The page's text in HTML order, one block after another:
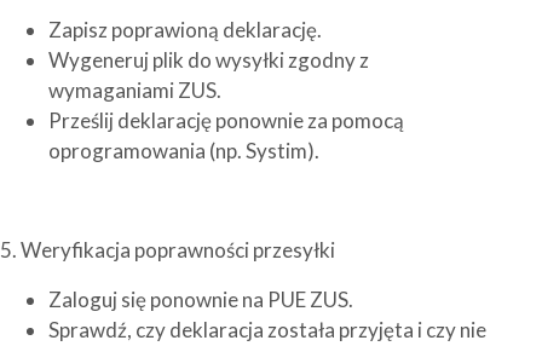
Zapisz poprawioną deklarację.
Wygeneruj plik do wysyłki zgodny z
wymaganiami ZUS.
Prześlij deklarację ponownie za pomocą
oprogramowania (np. Systim).
5. Weryfikacja poprawności przesyłki
Zaloguj się ponownie na PUE ZUS.
Sprawdź, czy deklaracja została przyjęta i czy nie